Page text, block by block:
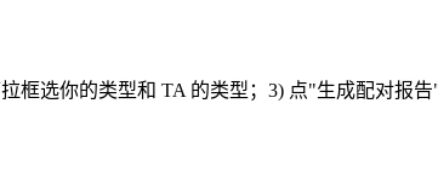
选你的类型和 TA 的类型；3) 点"生成配对报